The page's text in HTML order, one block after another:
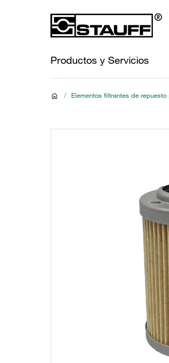
Productos y Servicios
/ Elementos filtrantes de